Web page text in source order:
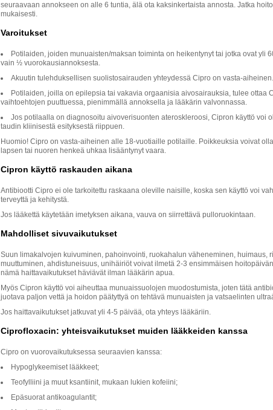
seuraavaan annokseen on alle 6 tuntia, älä ota kaksinkertaista annosta. Jatka
mukaisesti.
Varoitukset
Potilaiden, joiden munuaisten/maksan toiminta on heikentynyt tai jotka ovat yli
vain ½ vuorokausiannoksesta.
Akuutin tulehduksellisen suolistosairauden yhteydessä Cipro on vasta-aiheinen.
Potilaiden, joilla on epilepsia tai vakavia orgaanisia aivosairauksia, tulee ottaa
vaihtoehtojen puuttuessa, pienimmällä annoksella ja lääkärin valvonnassa.
Jos potilaalla on diagnosoitu aivoverisuonten ateroskleroosi, Cipron käyttö voi
taudin kliinisestä esityksestä riippuen.
Huomio! Cipro on vasta-aiheinen alle 18-vuotiaille potilaille. Poikkeuksia voivat
lapsen tai nuoren henkeä uhkaa lisääntynyt vaara.
Cipron käyttö raskauden aikana
Antibiootti Cipro ei ole tarkoitettu raskaana oleville naisille, koska sen käyttö voi
terveyttä ja kehitystä.
Jos lääkettä käytetään imetyksen aikana, vauva on siirrettävä pulloruokintaan.
Mahdolliset sivuvaikutukset
Suun limakalvojen kuivuminen, pahoinvointi, ruokahalun väheneminen, huimaus,
muuttuminen, ahdistuneisuus, unihäiriöt voivat ilmetä 2-3 ensimmäisen
nämä haittavaikutukset häviävät ilman lääkärin apua.
Myös Cipron käyttö voi aiheuttaa munuaissuolojen muodostumista, joten tätä
juotava paljon vettä ja hoidon päätyttyä on tehtävä munuaisten ja vatsaelinten
Jos haittavaikutukset jatkuvat yli 4-5 päivää, ota yhteys lääkäriin.
Ciprofloxacin: yhteisvaikutukset muiden lääkkeiden kanssa
Cipro on vuorovaikutuksessa seuraavien kanssa:
Hypoglykeemiset lääkkeet;
Teofylliini ja muut ksantiinit, mukaan lukien kofeiini;
Epäsuorat antikoagulantit;